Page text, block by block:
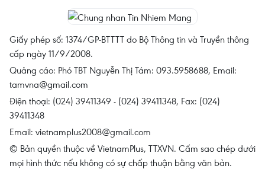
Giấy phép số: 1374/GP-BTTTT do Bộ Thông tin và Truyền thông
cấp ngày 11/9/2008.
Quảng cáo: Phó TBT Nguyễn Thị Tám: 093.5958688, Email:
tamvna@gmail.com
Điện thoại: (024) 39411349 - (024) 39411348, Fax: (024)
39411348
Email: vietnamplus2008@gmail.com
© Bản quyền thuộc về VietnamPlus, TTXVN. Cấm sao chép dưới
mọi hình thức nếu không có sự chấp thuận bằng văn bản.